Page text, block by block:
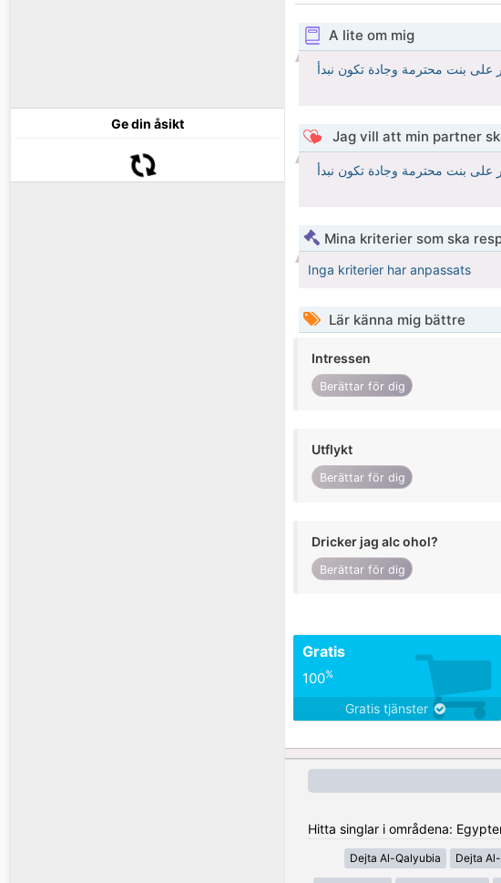
Ge din åsikt
A lite om mig
على بنت محترمة وجادة تكون نبدأ
Jag vill att min partner
على بنت محترمة وجادة تكون نبدأ
Mina kriterier som ska
Inga kriterier har anpassats
Lär känna mig bättre
Intressen
Berättar för dig
Utflykt
Berättar för dig
Dricker jag alc ohol?
Berättar för dig
Gratis
100%
Gratis tjänster
Hitta singlar i områdena:
Dejta Al-Qalyubia Dejta